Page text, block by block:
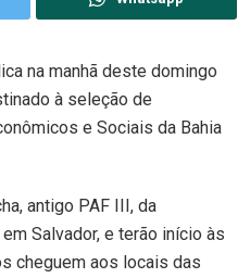
na manhã deste domingo
à seleção de
e Sociais da Bahia
antigo PAF III, da
Salvador, e terão início às
cheguem aos locais das